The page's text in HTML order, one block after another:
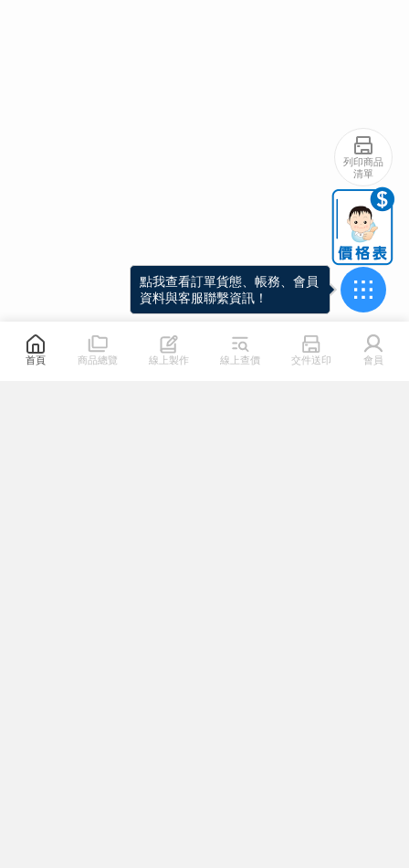
列印商品
清單
首頁 商品總覽 線上製作 線上查價 交件送印 會員